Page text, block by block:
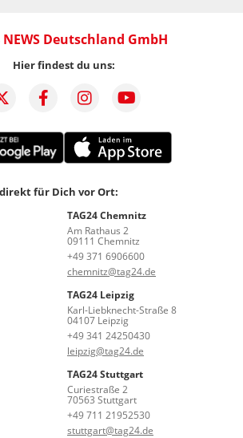
NEWS Deutschland GmbH
Hier findest du uns:
für Dich vor Ort:
TAG24 Chemnitz
Am Rathaus 2
09111 Chemnitz
+49 371 6906600
chemnitz@tag24.de
TAG24 Leipzig
Karl-Liebknecht-Straße 8
04107 Leipzig
+49 341 24250430
leipzig@tag24.de
TAG24 Stuttgart
Curiestraße 2
70563 Stuttgart
+49 711 21952530
stuttgart@tag24.de